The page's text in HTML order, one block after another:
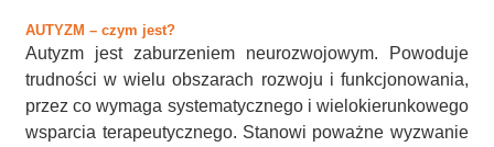
AUTYZM – czym jest?
Autyzm jest zaburzeniem neurozwojowym. Powoduje
trudności w wielu obszarach rozwoju i funkcjonowania,
przez co wymaga systematycznego i wielokierunkowego
wsparcia terapeutycznego. Stanowi poważne wyzwanie